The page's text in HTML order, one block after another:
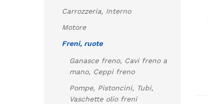
Carrozzeria, Interno
Motore
Freni, ruote
Ganasce freno, Cavi freno a
mano, Ceppi freno
Pompe, Pistoncini, Tubi,
Vaschette olio freni